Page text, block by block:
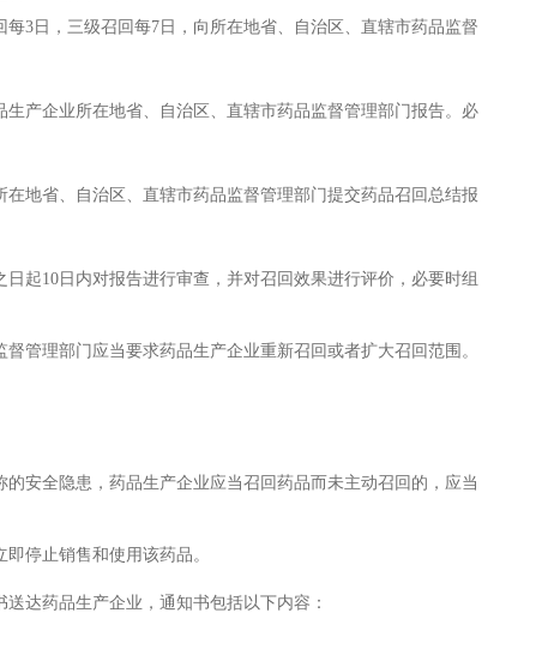
日，三级召回每7日，向所在地省、自治区、直辖市药品监督
企业所在地省、自治区、直辖市药品监督管理部门报告。必
省、自治区、直辖市药品监督管理部门提交药品召回总结报
10日内对报告进行审查，并对召回效果进行评价，必要时组
理部门应当要求药品生产企业重新召回或者扩大召回范围。
全隐患，药品生产企业应当召回药品而未主动召回的，应当
停止销售和使用该药品。
药品生产企业，通知书包括以下内容：